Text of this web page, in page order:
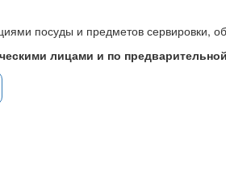
посуды и предметов сервировки,
лицами и по